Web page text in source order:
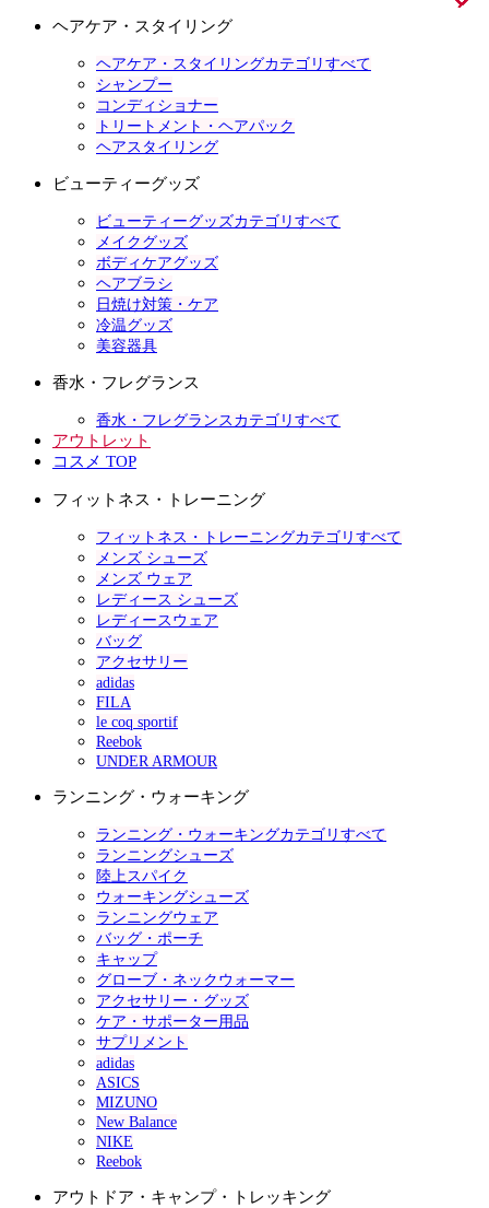
ヘアケア・スタイリング
ヘアケア・スタイリングカテゴリすべて
シャンプー
コンディショナー
トリートメント・ヘアパック
ヘアスタイリング
ビューティーグッズ
ビューティーグッズカテゴリすべて
メイクグッズ
ボディケアグッズ
ヘアブラシ
日焼け対策・ケア
冷温グッズ
美容器具
香水・フレグランス
香水・フレグランスカテゴリすべて
アウトレット
コスメ TOP
フィットネス・トレーニング
フィットネス・トレーニングカテゴリすべて
メンズ シューズ
メンズ ウェア
レディース シューズ
レディースウェア
バッグ
アクセサリー
adidas
FILA
le coq sportif
Reebok
UNDER ARMOUR
ランニング・ウォーキング
ランニング・ウォーキングカテゴリすべて
ランニングシューズ
陸上スパイク
ウォーキングシューズ
ランニングウェア
バッグ・ポーチ
キャップ
グローブ・ネックウォーマー
アクセサリー・グッズ
ケア・サポーター用品
サプリメント
adidas
ASICS
MIZUNO
New Balance
NIKE
Reebok
アウトドア・キャンプ・トレッキング